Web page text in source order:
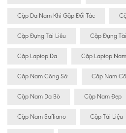
Cặp Da Nam Khi Gặp Đối Tác
Cặp Đựng Tài Liêu Cặp Đựng
Cặp Laptop Da Cặp Laptop Nam
Cặp Nam Công Sở Cặp Nam
Cặp Nam Da Bò Cặp Nam Đẹp
Cặp Nam Saffiano Cặp Tài Liệu